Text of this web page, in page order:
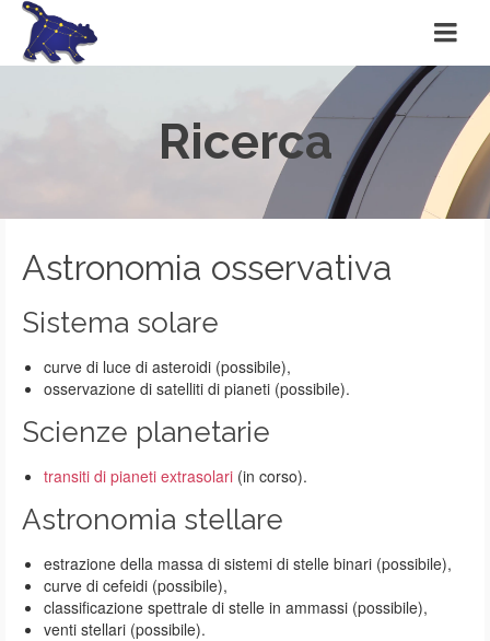
Ricerca
Astronomia osservativa
Sistema solare
curve di luce di asteroidi (possibile),
osservazione di satelliti di pianeti (possibile).
Scienze planetarie
transiti di pianeti extrasolari (in corso).
Astronomia stellare
estrazione della massa di sistemi di stelle binari (possibile),
curve di cefeidi (possibile),
classificazione spettrale di stelle in ammassi (possibile),
venti stellari (possibile).